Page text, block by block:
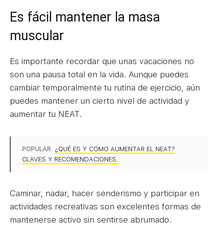
Es fácil mantener la masa
muscular
Es importante recordar que unas vacaciones no
son una pausa total en la vida. Aunque puedes
cambiar temporalmente tu rutina de ejercicio, aún
puedes mantener un cierto nivel de actividad y
aumentar tu NEAT.
POPULAR ¿QUÉ ES Y CÓMO AUMENTAR EL NEAT?
CLAVES Y RECOMENDACIONES.
Caminar, nadar, hacer senderismo y participar en
actividades recreativas son excelentes formas de
mantenerse activo sin sentirse abrumado.